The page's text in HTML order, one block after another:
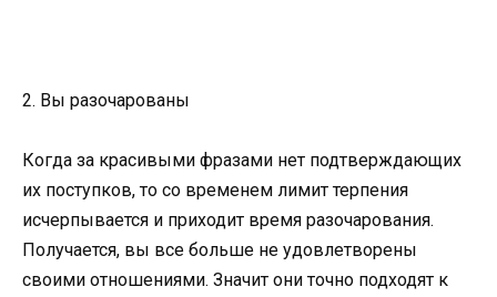
2. Вы разочарованы
Когда за красивыми фразами нет подтверждающих
их поступков, то со временем лимит терпения
исчерпывается и приходит время разочарования.
Получается, вы все больше не удовлетворены
своими отношениями. Значит они точно подходят к